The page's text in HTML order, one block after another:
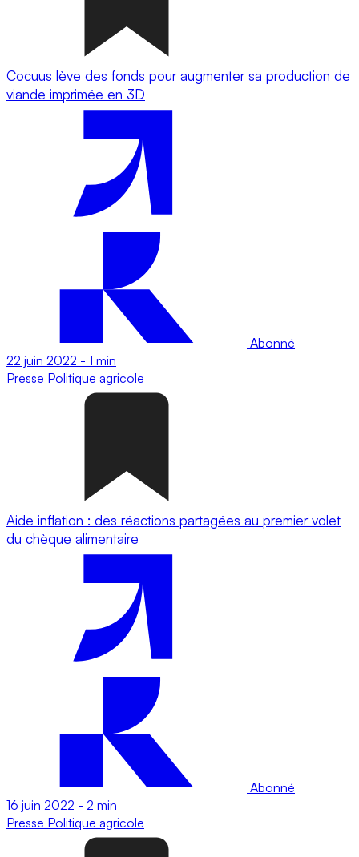
Cocuus lève des fonds pour augmenter sa production de
viande imprimée en 3D
Abonné
22 juin 2022 - 1 min
Presse Politique agricole
Aide inflation : des réactions partagées au premier volet
du chèque alimentaire
Abonné
16 juin 2022 - 2 min
Presse Politique agricole